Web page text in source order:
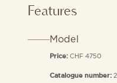
Features
Model
Price: CHF 4750
Catalogue number: